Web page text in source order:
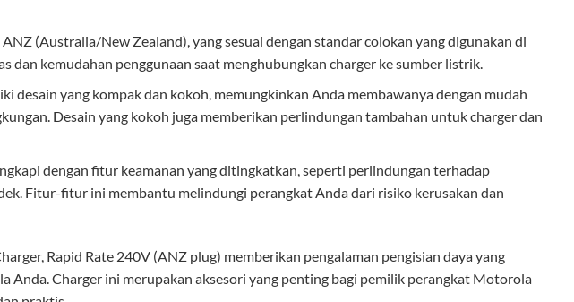
(Australia/New Zealand), yang sesuai dengan standar colokan yang digunakan di
kemudahan penggunaan saat menghubungkan charger ke sumber listrik.
desain yang kompak dan kokoh, memungkinkan Anda membawanya dengan mudah
Desain yang kokoh juga memberikan perlindungan tambahan untuk charger dan
dengan fitur keamanan yang ditingkatkan, seperti perlindungan terhadap
Fitur-fitur ini membantu melindungi perangkat Anda dari risiko kerusakan dan
Rapid Rate 240V (ANZ plug) memberikan pengalaman pengisian daya yang
Anda. Charger ini merupakan aksesori yang penting bagi pemilik perangkat Motorola